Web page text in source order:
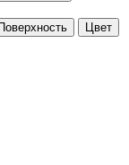
Поверхность
Цвет